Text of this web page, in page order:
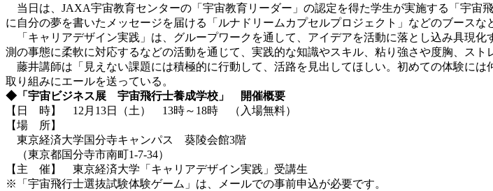
当日は、JAXA宇宙教育センターの「宇宙教育リーダー」の認定を得た学生が実施する「宇宙
に自分の夢を書いたメッセージを届ける「ルナドリームカプセルプロジェクト」などのブースな
「キャリアデザイン実践」は、グループワークを通して、アイデアを活動に落とし込み具現
測の事態に柔軟に対応するなどの活動を通じて、実践的な知識やスキル、粘り強さや度胸、ス
藤井講師は「見えない課題には積極的に行動して、活路を見出してほしい。初めての体験に
取り組みにエールを送っている。
◆「宇宙ビジネス展 宇宙飛行士養成学校」 開催概要
【日 時】 12月13日（土） 13時～18時 （入場無料）
【場 所】
東京経済大学国分寺キャンパス 葵陵会館3階
（東京都国分寺市南町1-7-34）
【主 催】 東京経済大学「キャリアデザイン実践」受講生
※「宇宙飛行士選抜試験体験ゲーム」は、メールでの事前申込が必要です。